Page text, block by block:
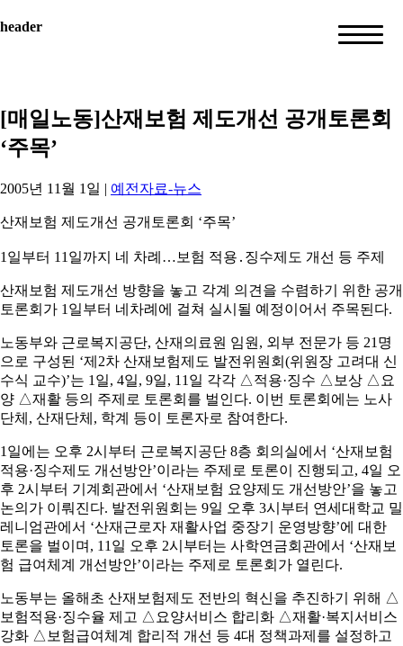
header
[매일노동]산재보험 제도개선 공개토론회
‘주목’
2005년 11월 1일 | 예전자료-뉴스
산재보험 제도개선 공개토론회 ‘주목’
1일부터 11일까지 네 차례…보험 적용․징수제도 개선 등 주제
산재보험 제도개선 방향을 놓고 각계 의견을 수렴하기 위한 공개
토론회가 1일부터 네차례에 걸쳐 실시될 예정이어서 주목된다.
노동부와 근로복지공단, 산재의료원 임원, 외부 전문가 등 21명
으로 구성된 ‘제2차 산재보험제도 발전위원회(위원장 고려대 신
수식 교수)’는 1일, 4일, 9일, 11일 각각 △적용·징수 △보상 △요
양 △재활 등의 주제로 토론회를 벌인다. 이번 토론회에는 노사
단체, 산재단체, 학계 등이 토론자로 참여한다.
1일에는 오후 2시부터 근로복지공단 8층 회의실에서 ‘산재보험
적용·징수제도 개선방안’이라는 주제로 토론이 진행되고, 4일 오
후 2시부터 기계회관에서 ‘산재보험 요양제도 개선방안’을 놓고
논의가 이뤄진다. 발전위원회는 9일 오후 3시부터 연세대학교 밀
레니엄관에서 ‘산재근로자 재활사업 중장기 운영방향’에 대한
토론을 벌이며, 11일 오후 2시부터는 사학연금회관에서 ‘산재보
험 급여체계 개선방안’이라는 주제로 토론회가 열린다.
노동부는 올해초 산재보험제도 전반의 혁신을 추진하기 위해 △
보험적용·징수율 제고 △요양서비스 합리화 △재활·복지서비스
강화 △보험급여체계 합리적 개선 등 4대 정책과제를 설정하고